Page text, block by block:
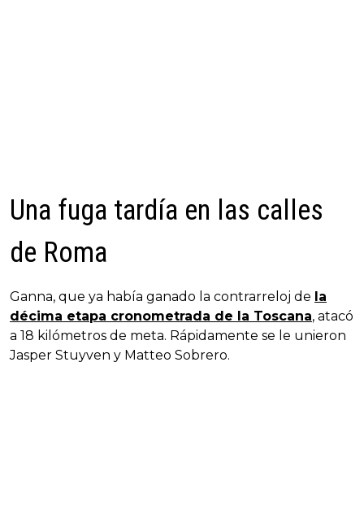
Una fuga tardía en las calles
de Roma
Ganna, que ya había ganado la contrarreloj de la
décima etapa cronometrada de la Toscana, atacó
a 18 kilómetros de meta. Rápidamente se le unieron
Jasper Stuyven y Matteo Sobrero.